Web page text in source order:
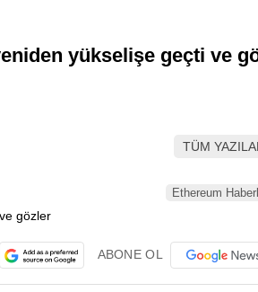
yükselişe geçti ve
TÜM
Ethereum
ABONE OL